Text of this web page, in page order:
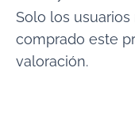
Solo los
comprado este
valoración.